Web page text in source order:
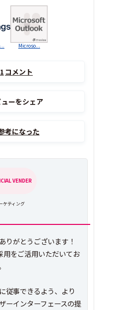
Microso...
1 コメント
ューをシェア
考になった
VENDER
ケティング
りがとうございます！
用をご活用いただいてお
従事できるよう、より
ーインターフェースの提